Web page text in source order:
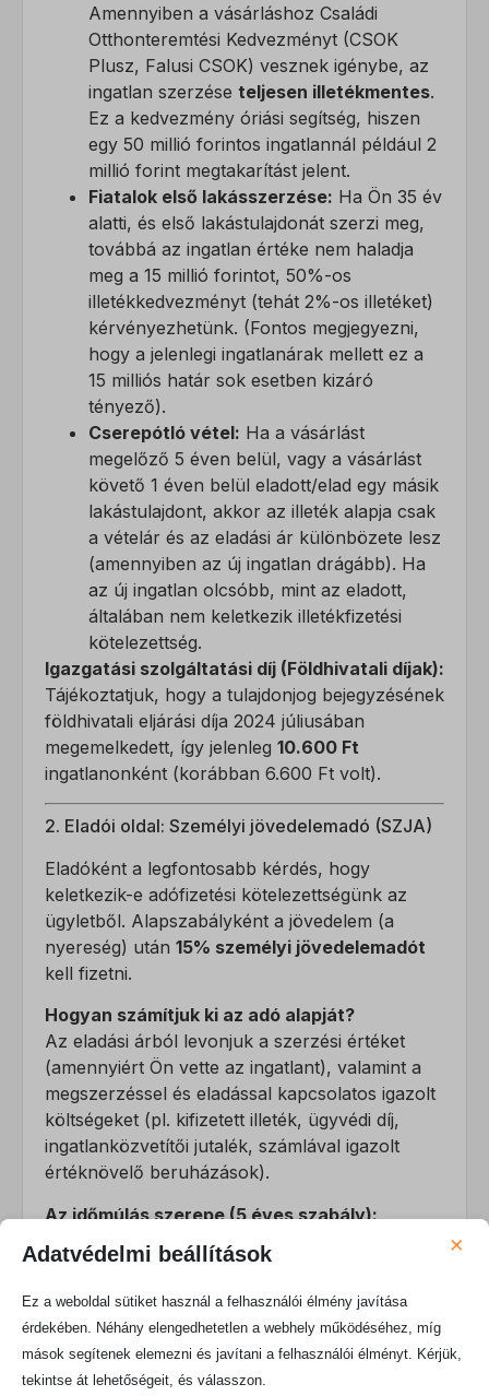
Amennyiben a vásárláshoz Családi
Otthonteremtési Kedvezményt (CSOK
Plusz, Falusi CSOK) vesznek igénybe, az
ingatlan szerzése teljesen illetékmentes.
Ez a kedvezmény óriási segítség, hiszen
egy 50 millió forintos ingatlannál például 2
millió forint megtakarítást jelent.
Fiatalok első lakásszerzése: Ha Ön 35 év
alatti, és első lakástulajdonát szerzi meg,
továbbá az ingatlan értéke nem haladja
meg a 15 millió forintot, 50%-os
illetékkedvezményt (tehát 2%-os illetéket)
kérvényezhetünk. (Fontos megjegyezni,
hogy a jelenlegi ingatlanárak mellett ez a
15 milliós határ sok esetben kizáró
tényező).
Cserepótló vétel: Ha a vásárlást
megelőző 5 éven belül, vagy a vásárlást
követő 1 éven belül eladott/elad egy másik
lakástulajdont, akkor az illeték alapja csak
a vételár és az eladási ár különbözete lesz
(amennyiben az új ingatlan drágább). Ha
az új ingatlan olcsóbb, mint az eladott,
általában nem keletkezik illetékfizetési
kötelezettség.
Igazgatási szolgáltatási díj (Földhivatali díjak):
Tájékoztatjuk, hogy a tulajdonjog bejegyzésének
földhivatali eljárási díja 2024 júliusában
megemelkedett, így jelenleg 10.600 Ft
ingatlanonként (korábban 6.600 Ft volt).
2. Eladói oldal: Személyi jövedelemadó (SZJA)
Eladóként a legfontosabb kérdés, hogy
keletkezik-e adófizetési kötelezettségünk az
ügyletből. Alapszabályként a jövedelem (a
nyereség) után 15% személyi jövedelemadót
kell fizetni.
Hogyan számítjuk ki az adó alapját?
Az eladási árból levonjuk a szerzési értéket
(amennyiért Ön vette az ingatlant), valamint a
megszerzéssel és eladással kapcsolatos igazolt
költségeket (pl. kifizetett illeték, ügyvédi díj,
ingatlanközvetítői jutalék, számlával igazolt
értéknövelő beruházások).
Az időmúlás szerepe (5 éves szabály):
Az adó alapja az évek múlásával csökken. A
szerzés évét követő:
0. és 1. évben: a kiszámított nyereség
100%-a után kell adózni.
2. évben:a nyereség 90%-a után.
3. évben:a nyereség 60%-a után.
Adatvédelmi beállítások ×
Ez a weboldal sütiket használ a felhasználói élmény javítása
érdekében. Néhány elengedhetetlen a webhely működéséhez, míg
mások segítenek elemezni és javítani a felhasználói élményt. Kérjük,
tekintse át lehetőségeit, és válasszon.